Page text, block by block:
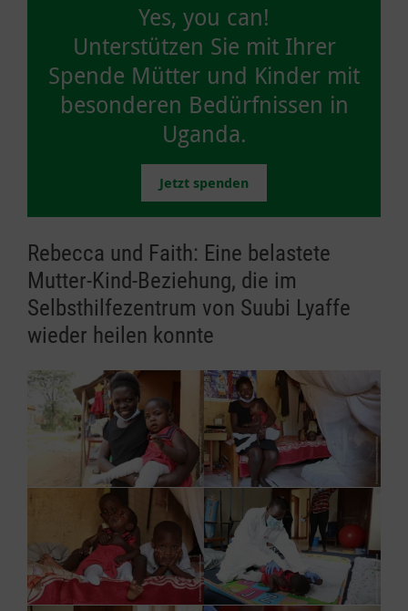
Yes, you can!
Unterstützen Sie mit Ihrer
Spende Mütter und Kinder mit
besonderen Bedürfnissen in
Uganda.
Jetzt spenden
Rebecca und Faith: Eine belastete
Mutter-Kind-Beziehung, die im
Selbsthilfezentrum von Suubi Lyaffe
wieder heilen konnte